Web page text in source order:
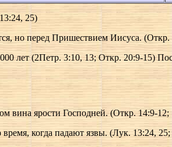
25)
но перед Пришествием Иисуса.
лет (2Петр. 3:10, 13; Откр. 20:9-15)
вина ярости Господней. (Откр. 14:9-
время, когда падают язвы. (Лук. 13:24,